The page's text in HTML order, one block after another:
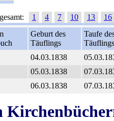
1 4 7 10 13
16
Geburt des
Täuflings
Taufe
Täuflings
04.03.1838
05.03.1838
06.03.1838